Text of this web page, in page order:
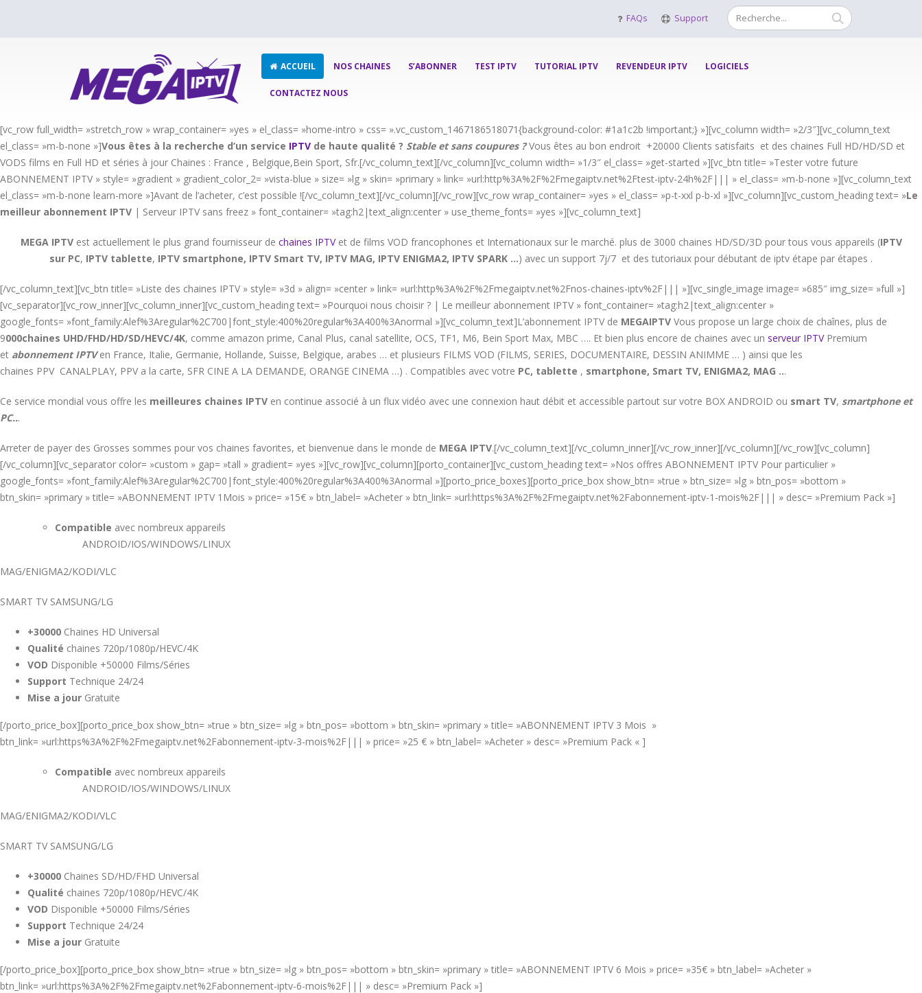
FAQs Support
ACCUEIL NOS CHAINES S’ABONNER TEST IPTV TUTORIAL IPTV REVENDEUR IPTV LOGICIELS
CONTACTEZ NOUS
[vc_row full_width= »stretch_row » wrap_container= »yes » el_class= »home-intro » css= ».vc_custom_1467186518071{background-color: #1a1c2b !important;} »][vc_column width= »2/3″][vc_column_text
el_class= »m-b-none »]Vous êtes à la recherche d’un service IPTV de haute qualité ? Stable et sans coupures ?Vous êtes au bon endroit +20000 Clients satisfaits et des chaines Full HD/HD/SD et
VODS films en Full HD et séries à jour Chaines : France , Belgique,Bein Sport, Sfr.[/vc_column_text][/vc_column][vc_column width= »1/3″ el_class= »get-started »][vc_btn title= »Tester votre future
ABONNEMENT IPTV » style= »gradient » gradient_color_2= »vista-blue » size= »lg » skin= »primary » link= »url:http%3A%2F%2Fmegaiptv.net%2Ftest-iptv-24h%2F||| » el_class= »m-b-none »][vc_column_text
el_class= »m-b-none learn-more »]Avant de l’acheter, c’est possible ![/vc_column_text][/vc_column][/vc_row][vc_row wrap_container= »yes » el_class= »p-t-xxl p-b-xl »][vc_column][vc_custom_heading text= »Le
meilleur abonnement IPTV | Serveur IPTV sans freez » font_container= »tag:h2|text_align:center » use_theme_fonts= »yes »][vc_column_text]
MEGA IPTVest actuellement le plus grand fournisseur de chaines IPTVet de films VOD francophones et Internationaux sur le marché. plus de 3000 chaines HD/SD/3D pour tous vous appareils (IPTV
sur PC, IPTV tablette, IPTV smartphone, IPTV Smart TV, IPTV MAG, IPTV ENIGMA2, IPTV SPARK …) avec un support 7j/7 et des tutoriaux pour débutant de iptv étape par étapes .
[/vc_column_text][vc_btn title= »Liste des chaines IPTV » style= »3d » align= »center » link= »url:http%3A%2F%2Fmegaiptv.net%2Fnos-chaines-iptv%2F||| »][vc_single_image image= »685″ img_size= »full »]
[vc_separator][vc_row_inner][vc_column_inner][vc_custom_heading text= »Pourquoi nous choisir ? | Le meilleur abonnement IPTV » font_container= »tag:h2|text_align:center »
google_fonts= »font_family:Alef%3Aregular%2C700|font_style:400%20regular%3A400%3Anormal »][vc_column_text]L’abonnement IPTV de MEGAIPTV Vous propose un large choix de chaînes, plus de
9000chaines UHD/FHD/HD/SD/HEVC/4K, comme amazon prime, Canal Plus, canal satellite, OCS, TF1, M6, Bein Sport Max, MBC …. Et bien plus encore de chaines avec un serveur IPTVPremium
et abonnement IPTVen France, Italie, Germanie, Hollande, Suisse, Belgique, arabes … et plusieurs FILMS VOD (FILMS, SERIES, DOCUMENTAIRE, DESSIN ANIMME … ) ainsi que les
chaines PPV CANALPLAY, PPV a la carte, SFR CINE A LA DEMANDE, ORANGE CINEMA …) . Compatibles avec votre PC, tablette , smartphone, Smart TV, ENIGMA2, MAG ...
Ce service mondial vous offre les meilleures chaines IPTV en continue associé à un flux vidéo avec une connexion haut débit et accessible partout sur votre BOX ANDROID ou smart TV, smartphone et
PC...
Arreter de payer des Grosses sommes pour vos chaines favorites, et bienvenue dans le monde de MEGA IPTV.[/vc_column_text][/vc_column_inner][/vc_row_inner][/vc_column][/vc_row][vc_column]
[/vc_column][vc_separator color= »custom » gap= »tall » gradient= »yes »][vc_row][vc_column][porto_container][vc_custom_heading text= »Nos offres ABONNEMENT IPTV Pour particulier »
google_fonts= »font_family:Alef%3Aregular%2C700|font_style:400%20regular%3A400%3Anormal »][porto_price_boxes][porto_price_box show_btn= »true » btn_size= »lg » btn_pos= »bottom »
btn_skin= »primary » title= »ABONNEMENT IPTV 1Mois » price= »15€ » btn_label= »Acheter » btn_link= »url:https%3A%2F%2Fmegaiptv.net%2Fabonnement-iptv-1-mois%2F||| » desc= »Premium Pack »]
Compatible avec nombreux appareils
ANDROID/IOS/WINDOWS/LINUX
MAG/ENIGMA2/KODI/VLC
SMART TV SAMSUNG/LG
+30000 Chaines HD Universal
Qualité chaines 720p/1080p/HEVC/4K
VOD Disponible +50000 Films/Séries
Support Technique 24/24
Mise a jour Gratuite
[/porto_price_box][porto_price_box show_btn= »true » btn_size= »lg » btn_pos= »bottom » btn_skin= »primary » title= »ABONNEMENT IPTV 3 Mois »
btn_link= »url:https%3A%2F%2Fmegaiptv.net%2Fabonnement-iptv-3-mois%2F||| » price= »25 € » btn_label= »Acheter » desc= »Premium Pack « ]
Compatible avec nombreux appareils
ANDROID/IOS/WINDOWS/LINUX
MAG/ENIGMA2/KODI/VLC
SMART TV SAMSUNG/LG
+30000 Chaines SD/HD/FHD Universal
Qualité chaines 720p/1080p/HEVC/4K
VOD Disponible +50000 Films/Séries
Support Technique 24/24
Mise a jour Gratuite
[/porto_price_box][porto_price_box show_btn= »true » btn_size= »lg » btn_pos= »bottom » btn_skin= »primary » title= »ABONNEMENT IPTV 6 Mois » price= »35€ » btn_label= »Acheter »
btn_link= »url:https%3A%2F%2Fmegaiptv.net%2Fabonnement-iptv-6-mois%2F||| » desc= »Premium Pack »]